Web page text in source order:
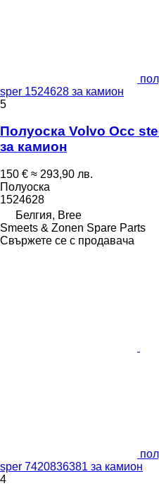
sper 1524628 за камион
5
Полуоска Volvo Occ
за камион
150 € ≈ 293,90 лв.
Полуоска
1524628
Белгия, Bree
Smeets & Zonen Spare Parts
Свържете се с продавача
sper 7420836381 за камион
4